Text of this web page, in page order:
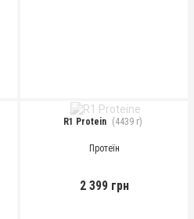
R1 Protein (4439 г)
Протеїн
2 399 грн